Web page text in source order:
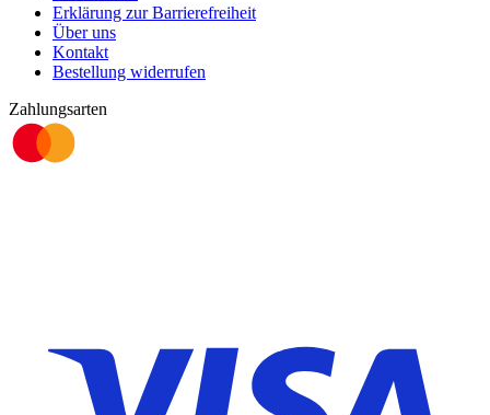
Erklärung zur Barrierefreiheit
Über uns
Kontakt
Bestellung widerrufen
Zahlungsarten